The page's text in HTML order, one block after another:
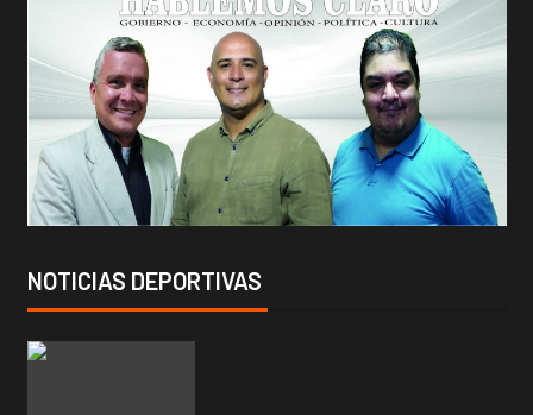
NOTICIAS DEPORTIVAS